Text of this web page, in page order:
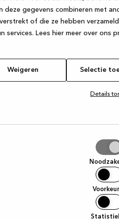
deze gegevens combineren met
of die ze hebben
services. Lees hier meer over ons
Weigeren Selectie
Details
has occurred while